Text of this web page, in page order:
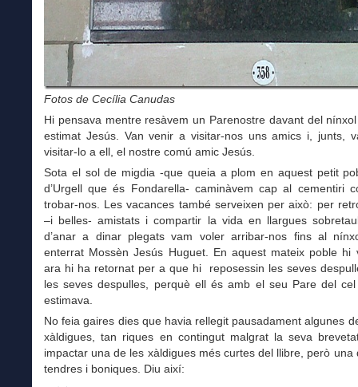
Fotos de Cecília Canudas
Hi pensava mentre resàvem un Parenostre davant del
estimat Jesús. Van venir a visitar-nos uns amics i, junts,
visitar-lo a ell, el nostre comú amic Jesús.
Sota el sol de migdia -que queia a plom en aquest petit
d’Urgell que és Fondarella- caminàvem cap al cementiri
trobar-nos. Les vacances també serveixen per això: per
–i belles- amistats i compartir la vida en llargues
d’anar a dinar plegats vam voler arribar-nos fins al
enterrat Mossèn Jesús Huguet. En aquest mateix poble hi
ara hi ha retornat per a que hi reposessin les seves
les seves despulles, perquè ell és amb el seu Pare del
estimava.
No feia gaires dies que havia rellegit pausadament algunes
xàldigues, tan riques en contingut malgrat la seva
impactar una de les xàldigues més curtes del llibre, però una
tendres i boniques. Diu així: